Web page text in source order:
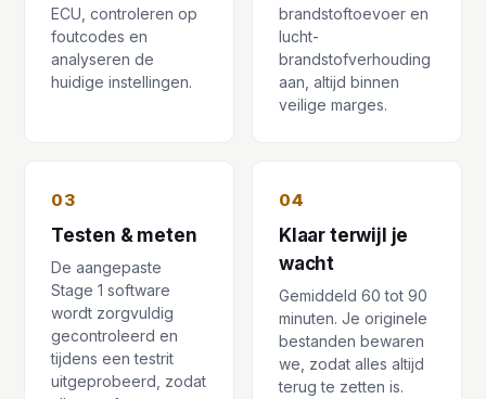
ECU, controleren op
foutcodes en
analyseren de
huidige instellingen.
brandstoftoevoer en
lucht-
brandstofverhouding
aan, altijd binnen
veilige marges.
03
Testen & meten
De aangepaste
Stage 1 software
wordt zorgvuldig
gecontroleerd en
tijdens een testrit
uitgeprobeerd, zodat
04
Klaar terwijl je
wacht
Gemiddeld 60 tot 90
minuten. Je originele
bestanden bewaren
we, zodat alles altijd
terug te zetten is.